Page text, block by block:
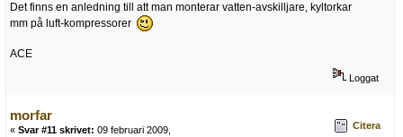
Det finns en anledning till att man monterar vatten-avskilljare, kyltorkar
mm på luft-kompressorer
ACE
Loggat
morfar
« Svar #11 skrivet: 09 februari 2009,
Citera